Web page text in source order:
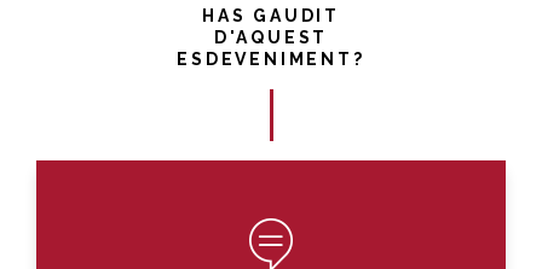
HAS GAUDIT
D'AQUEST
ESDEVENIMENT?